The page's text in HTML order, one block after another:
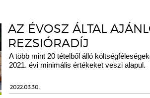
AZ ÉVOSZ ÁLTAL
REZSIÓRADÍJ
A több mint 20 tételből álló
2021. évi minimális értékeket veszi alapul.
2022.03.30.